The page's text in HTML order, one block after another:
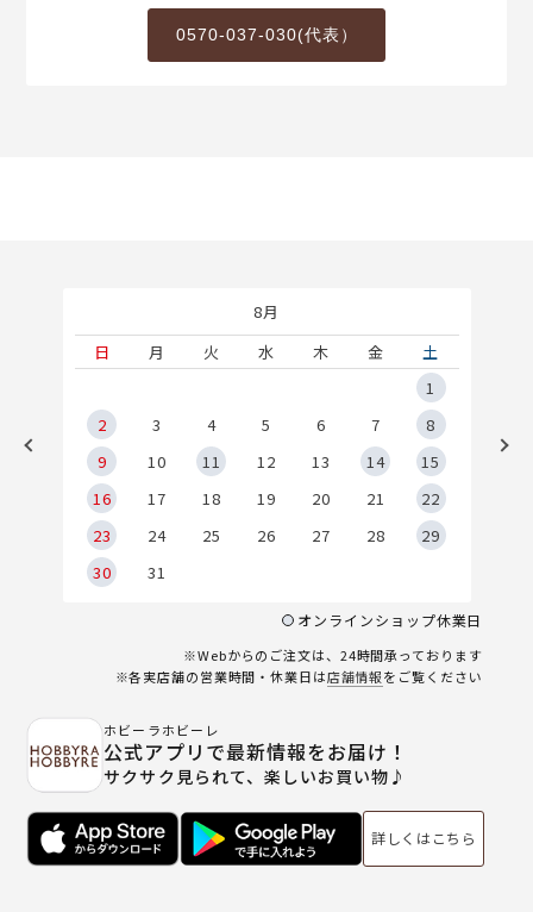
0570-037-030(代表）
8月
日
月 火 水 木 金
土
1
2
3 4 5 6 7
8
9
10 11 12 13 14
15
16
17 18 19 20 21
22
23
24 25 26 27 28
29
30
31
オンラインショップ休業日
※Webからのご注文は、24時間承っております
※各実店舗の営業時間・休業日は店舗情報をご覧ください
ホビーラホビーレ
公式アプリで最新情報をお届け！
サクサク見られて、楽しいお買い物♪
詳しくはこちら